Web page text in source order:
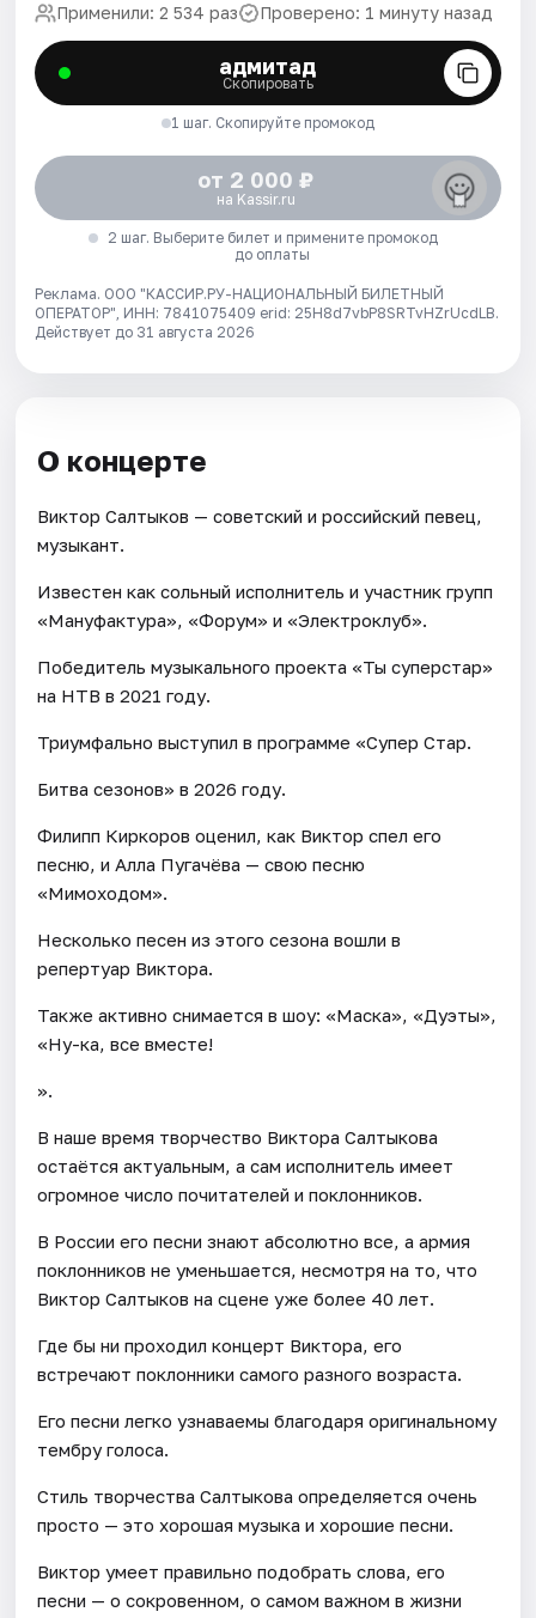
Применили: 2 534 раз Проверено: 1 минуту назад
адмитад
Скопировать
1 шаг. Скопируйте промокод
от 2 000 ₽
на Kassir.ru
2 шаг. Выберите билет и примените промокод
до оплаты
Реклама. ООО "КАССИР.РУ-НАЦИОНАЛЬНЫЙ БИЛЕТНЫЙ
ОПЕРАТОР", ИНН: 7841075409 erid: 25H8d7vbP8SRTvHZrUcdLB.
Действует до 31 августа 2026
О концерте
Виктор Салтыков — советский и российский певец,
музыкант.
Известен как сольный исполнитель и участник групп
«Мануфактура», «Форум» и «Электроклуб».
Победитель музыкального проекта «Ты суперстар»
на НТВ в 2021 году.
Триумфально выступил в программе «Супер Стар.
Битва сезонов» в 2026 году.
Филипп Киркоров оценил, как Виктор спел его
песню, и Алла Пугачёва — свою песню
«Мимоходом».
Несколько песен из этого сезона вошли в
репертуар Виктора.
Также активно снимается в шоу: «Маска», «Дуэты»,
«Ну-ка, все вместе!
».
В наше время творчество Виктора Салтыкова
остаётся актуальным, а сам исполнитель имеет
огромное число почитателей и поклонников.
В России его песни знают абсолютно все, а армия
поклонников не уменьшается, несмотря на то, что
Виктор Салтыков на сцене уже более 40 лет.
Где бы ни проходил концерт Виктора, его
встречают поклонники самого разного возраста.
Его песни легко узнаваемы благодаря оригинальному
тембру голоса.
Стиль творчества Салтыкова определяется очень
просто — это хорошая музыка и хорошие песни.
Виктор умеет правильно подобрать слова, его
песни — о сокровенном, о самом важном в жизни